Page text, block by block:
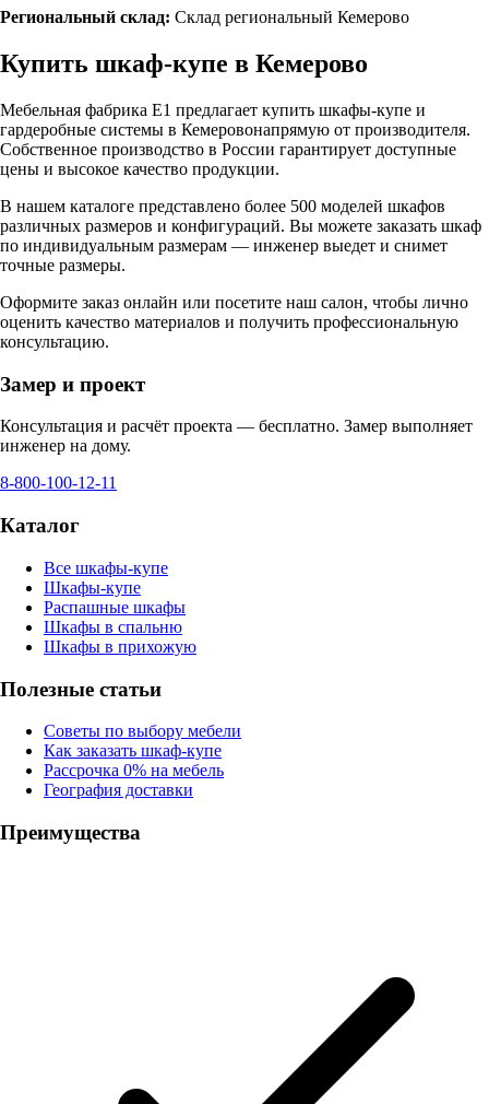
Региональный склад: Склад региональный Кемерово
Купить шкаф-купе в Кемерово
Мебельная фабрика Е1 предлагает купить шкафы-купе и
гардеробные системы в Кемеровонапрямую от производителя.
Собственное производство в России гарантирует доступные
цены и высокое качество продукции.
В нашем каталоге представлено более 500 моделей шкафов
различных размеров и конфигураций. Вы можете заказать шкаф
по индивидуальным размерам — инженер выедет и снимет
точные размеры.
Оформите заказ онлайн или посетите наш салон, чтобы лично
оценить качество материалов и получить профессиональную
консультацию.
Замер и проект
Консультация и расчёт проекта — бесплатно. Замер выполняет
инженер на дому.
8-800-100-12-11
Каталог
Все шкафы-купе
Шкафы-купе
Распашные шкафы
Шкафы в спальню
Шкафы в прихожую
Полезные статьи
Советы по выбору мебели
Как заказать шкаф-купе
Рассрочка 0% на мебель
География доставки
Преимущества